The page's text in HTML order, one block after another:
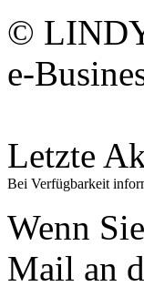
©
e-
Letzte
Bei Verfügbarkeit
Wenn
Mail an